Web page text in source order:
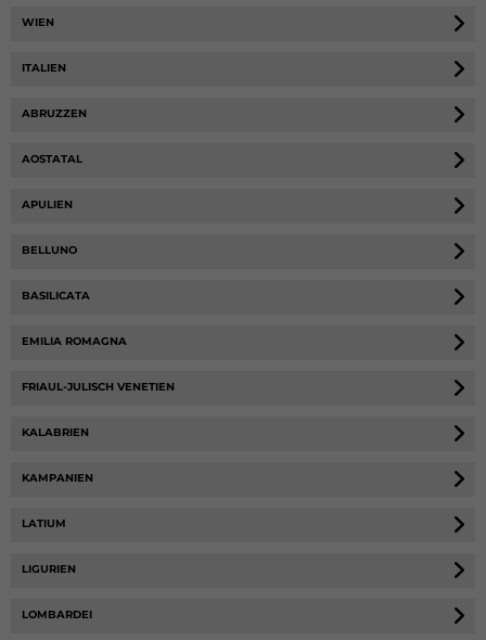
WIEN
ITALIEN
ABRUZZEN
AOSTATAL
APULIEN
BELLUNO
BASILICATA
EMILIA ROMAGNA
FRIAUL-JULISCH VENETIEN
KALABRIEN
KAMPANIEN
LATIUM
LIGURIEN
LOMBARDEI